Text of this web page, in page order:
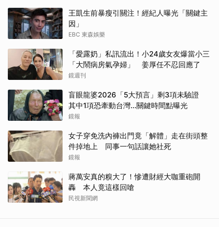
王凱生前暴瘦引關注！經紀人曝光「關鍵主
因」
EBC 東森娛樂
「愛露奶」私訊流出！小24歲女友爆當小三
「大鬧病房氣孕婦」 姜厚任不忍回應了
鏡週刊
盲眼龍婆2026「5大預言」剩3項未驗證
其中1項恐牽動台灣...關鍵時間點曝光
鏡報
女子穿免洗內褲出門竟「解體」走在街頭整
件掉地上 同事一句話讓她社死
鏡報
蔣萬安真的糗大了！慘遭財經大咖重砲開
轟 本人竟這樣回嗆
民視新聞網